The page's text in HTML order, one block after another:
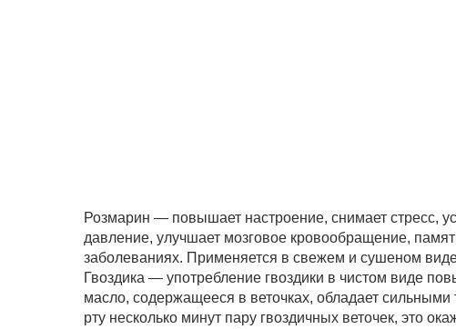
Розмарин — повышает настроение, снимает стресс,
давление, улучшает мозговое кровообращение,
заболеваниях. Применяется в свежем и сушеном
Гвоздика — употребление гвоздики в чистом виде
масло, содержащееся в веточках, обладает
рту несколько минут пару гвоздичных веточек, это